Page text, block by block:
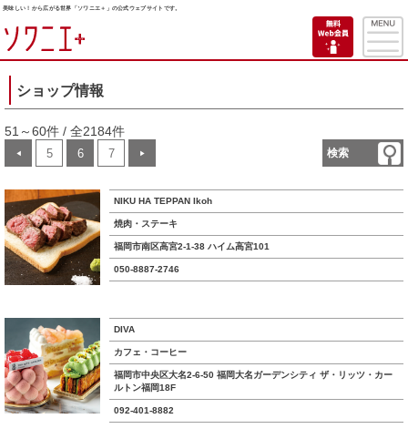
美味しい！から広がる世界「ソワニエ＋」の公式ウェブサイトです。
ショップ情報
51～60件 / 全2184件
検索
◀ 5 6 7 ▶
NIKU HA TEPPAN Ikoh
焼肉・ステーキ
福岡市南区高宮2-1-38 ハイム高宮101
050-8887-2746
DIVA
カフェ・コーヒー
福岡市中央区大名2-6-50 福岡大名ガーデンシティ ザ・リッツ・カー
ルトン福岡18F
092-401-8882